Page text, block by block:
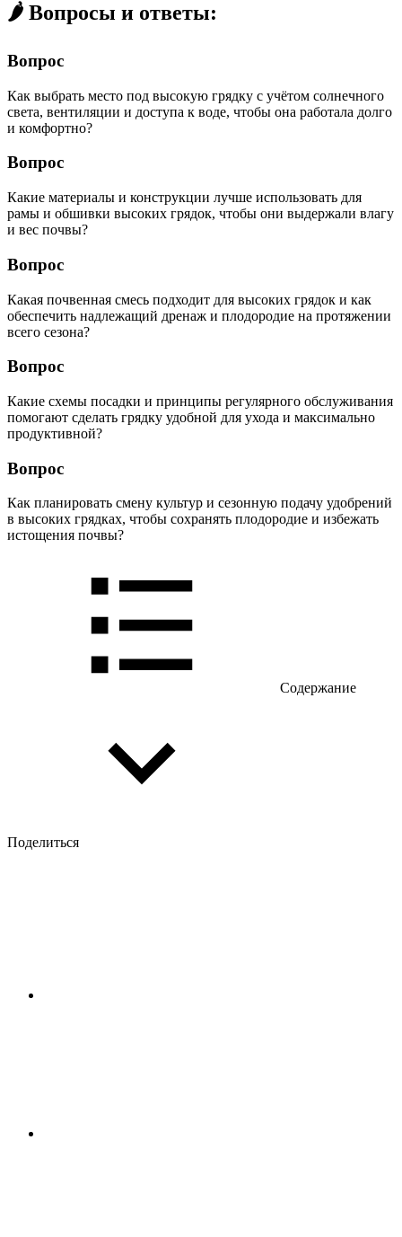
🌶️ Вопросы и ответы:
Вопрос
Как выбрать место под высокую грядку с учётом солнечного
света, вентиляции и доступа к воде, чтобы она работала долго
и комфортно?
Вопрос
Какие материалы и конструкции лучше использовать для
рамы и обшивки высоких грядок, чтобы они выдержали влагу
и вес почвы?
Вопрос
Какая почвенная смесь подходит для высоких грядок и как
обеспечить надлежащий дренаж и плодородие на протяжении
всего сезона?
Вопрос
Какие схемы посадки и принципы регулярного обслуживания
помогают сделать грядку удобной для ухода и максимально
продуктивной?
Вопрос
Как планировать смену культур и сезонную подачу удобрений
в высоких грядках, чтобы сохранять плодородие и избежать
истощения почвы?
Содержание
Поделиться